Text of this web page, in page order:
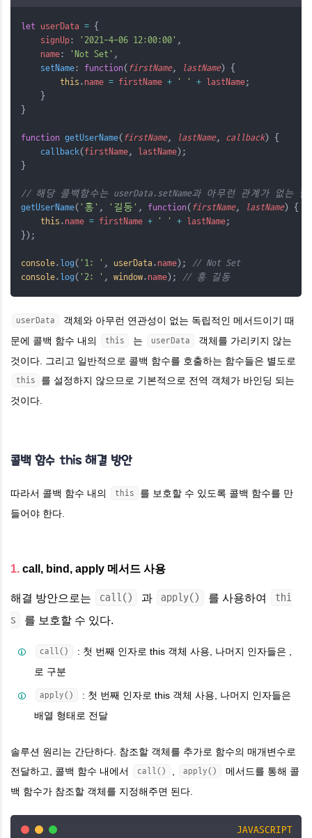
let userData = {
signUp: '2021-4-06 12:00:00' ,
name: 'Not Set' ,
setName: function( firstName, lastName) {
this . name = firstName + ' ' + lastName;
    }
}
function getUserName( firstName, lastName, callback) {
callback( firstName, lastName);
}
// 해당 콜백함수는 userData.setName과 아무런 관계가 없는
getUserName( '홍' , '길동' , function( firstName, lastName) {
this . name = firstName + ' ' + lastName;
});
console. log( '1: ' , userData . name);
// Not Set
console. log( '2: ' , window. name); // 홍 길동
userData
객체와 아무런 연관성이 없는 독립적인 메서드이기 때
문에 콜백 함수 내의
this 는 userData
객체를 가리키지 않는
것이다. 그리고 일반적으로 콜백 함수를 호출하는 함수들은 별도로
this
를 설정하지 않으므로 기본적으로 전역 객체가 바인딩 되는
것이다.
콜백 함수 this 해결 방안
따라서 콜백 함수 내의 this
를 보호할 수 있도록 콜백 함수를 만
들어야 한다.
1. call, bind, apply 메서드 사용
해결 방안으로는 call() 과 apply() 를 사용하여
thi
s
를 보호할 수 있다.
call()
: 첫 번째 인자로 this 객체 사용, 나머지 인자들은 ,
로 구분
apply()
: 첫 번째 인자로 this 객체 사용, 나머지 인자들은
배열 형태로 전달
솔루션 원리는 간단하다. 참조할 객체를 추가로 함수의 매개변수로
전달하고, 콜백 함수 내에서
call() apply()
메서드를 통해 콜
백 함수가 참조할 객체를 지정해주면 된다.
JAVASCRIPT